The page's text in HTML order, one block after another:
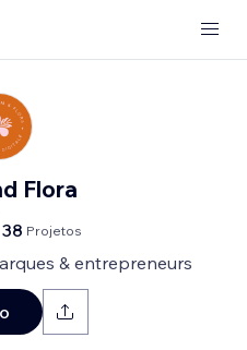
Flora
38 Projetos
& entrepreneurs